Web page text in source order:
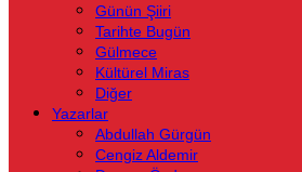
Günün Şiiri
Tarihte Bugün
Gülmece
Kültürel Miras
Diğer
Yazarlar
Abdullah Gürgün
Cengiz Aldemir